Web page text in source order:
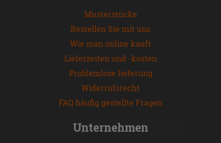
Musterstücke
Bestellen Sie mit uns
Wie man online kauft
Lieferzeiten und -kosten
Problemlose lieferung
Widerrufsrecht
FAQ häufig gestellte Fragen
Unternehmen